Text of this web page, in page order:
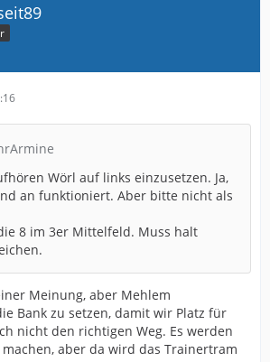
Wörl auf links einzusetzen. Ja,
an funktioniert. Aber bitte nicht als
8 im 3er Mittelfeld. Muss halt
Meinung, aber Mehlem
Bank zu setzen, damit wir Platz für
nicht den richtigen Weg. Es werden
aber da wird das Trainertram